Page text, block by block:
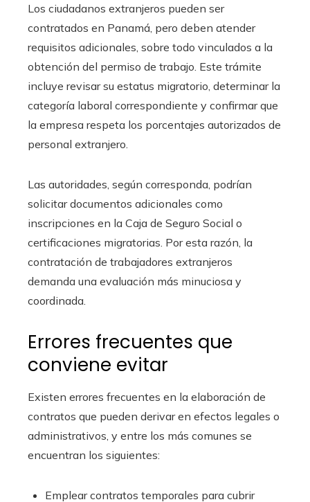
Los ciudadanos extranjeros pueden ser
contratados en Panamá, pero deben atender
requisitos adicionales, sobre todo vinculados a la
obtención del permiso de trabajo. Este trámite
incluye revisar su estatus migratorio, determinar la
categoría laboral correspondiente y confirmar que
la empresa respeta los porcentajes autorizados de
personal extranjero.
Las autoridades, según corresponda, podrían
solicitar documentos adicionales como
inscripciones en la Caja de Seguro Social o
certificaciones migratorias. Por esta razón, la
contratación de trabajadores extranjeros
demanda una evaluación más minuciosa y
coordinada.
Errores frecuentes que
conviene evitar
Existen errores frecuentes en la elaboración de
contratos que pueden derivar en efectos legales o
administrativos, y entre los más comunes se
encuentran los siguientes:
Emplear contratos temporales para cubrir